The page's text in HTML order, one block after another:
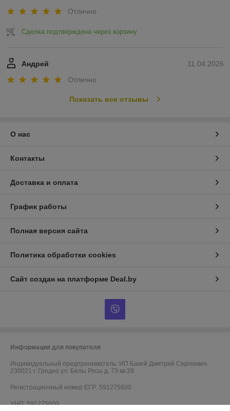
Отлично
Сделка подтверждена через корзину
11.04.2026
Андрей
Отлично
Показать все отзывы
О нас
Контакты
Доставка и оплата
График работы
Полная версия сайта
Политика обработки cookies
Сайт создан на платформе Deal.by
Информация для покупателя
Индивидуальный предприниматель: ИП Бакей Дмитрий Сергеевич
230021 г. Гродно ул. Белы Росы д. 73 кв.39
Регистрационный номер ЕГР: 591275600
УНП: 591275600